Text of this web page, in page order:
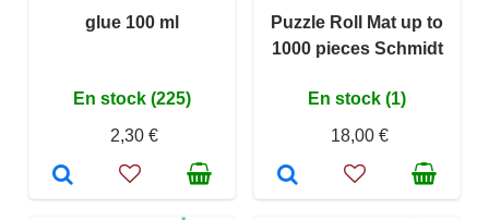
glue 100 ml
En stock (225)
2,30 €
Puzzle Roll Mat up to
1000 pieces Schmidt
En stock (1)
18,00 €